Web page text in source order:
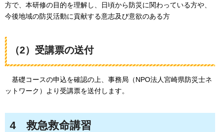
方で、本研修の目的を理解し、日頃から防災に関わっている方や、
今後地域の防災活動に貢献する意志及び意欲のある方
（2）受講票の送付
基礎コースの申込を確認の上、 事務局（NPO法人宮崎県防災士ネ
ットワーク）より受講票を送付します。
4 救急救命講習